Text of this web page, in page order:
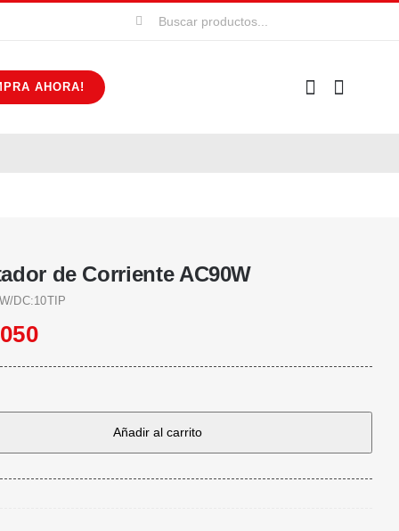
Buscar:
AHORA!
de Corriente AC90W
DC:10TIP
Añadir al carrito